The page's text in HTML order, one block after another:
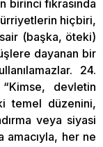
birinci fıkrasında
hiçbiri,
(başka, öteki)
dayanan bir
24.
devletin
temel düzenini,
veya siyasi
amacıyla, her ne